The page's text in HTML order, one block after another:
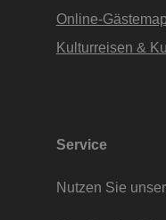
Online-
Kulturreisen &
Service
Nutzen Sie